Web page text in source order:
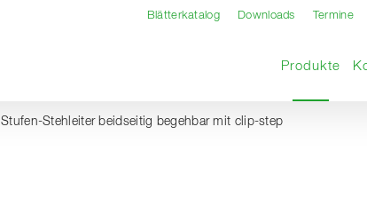
Blätterkatalog Downloads Termine
Produkte
Stufen-Stehleiter beidseitig begehbar mit clip-step